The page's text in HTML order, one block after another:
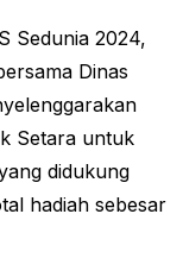
Sedunia 2024,
Dinas
Setara untuk
didukung
hadiah sebesar